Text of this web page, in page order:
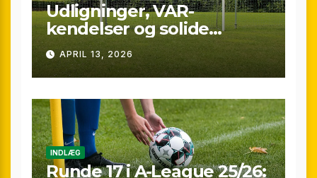
Udligninger, VAR-
kendelser og solide
præstationer: Overblik
over A-League runde 24
(25/26)
APRIL 13, 2026
INDLÆG
Runde 17 i A-League 25/26: